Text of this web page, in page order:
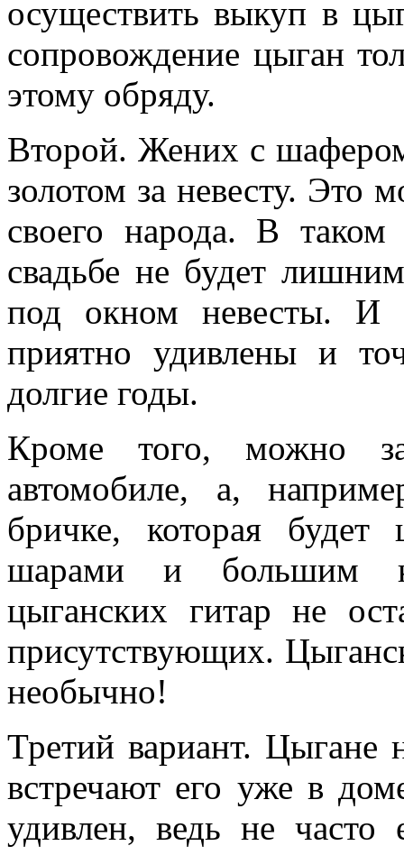
осуществить выкуп в
сопровождение цыган
этому обряду.
Второй. Жених с
золотом за невесту. Это
своего народа. В таком
свадьбе не будет
под окном невесты. И
приятно удивлены и
долгие годы.
Кроме того, можно
автомобиле, а,
бричке, которая
шарами и большим
цыганских гитар не
присутствующих.
необычно!
Третий вариант. Цыгане
встречают его уже в
удивлен, ведь не